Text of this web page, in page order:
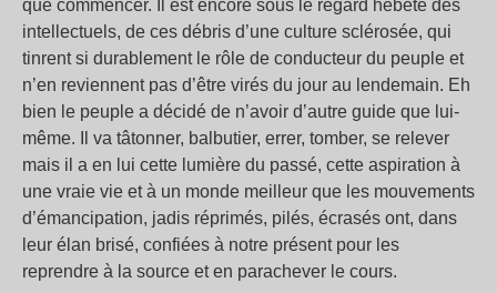
que commencer. Il est encore sous le regard hébété des
intellectuels, de ces débris d’une culture sclérosée, qui
tinrent si durablement le rôle de conducteur du peuple et
n’en reviennent pas d’être virés du jour au lendemain. Eh
bien le peuple a décidé de n’avoir d’autre guide que lui-
même. Il va tâtonner, balbutier, errer, tomber, se relever
mais il a en lui cette lumière du passé, cette aspiration à
une vraie vie et à un monde meilleur que les mouvements
d’émancipation, jadis réprimés, pilés, écrasés ont, dans
leur élan brisé, confiées à notre présent pour les
reprendre à la source et en parachever le cours.